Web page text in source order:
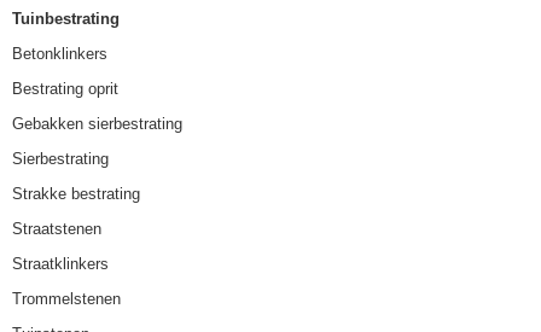
Tuinbestrating
Betonklinkers
Bestrating oprit
Gebakken sierbestrating
Sierbestrating
Strakke bestrating
Straatstenen
Straatklinkers
Trommelstenen